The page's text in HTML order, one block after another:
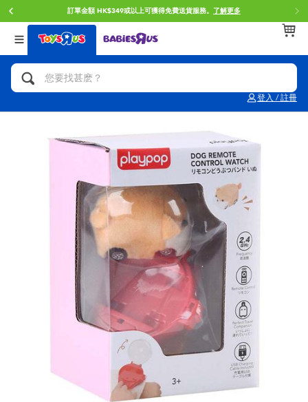
門店自取服務 網上購買並在店內取貨。了解更多
登入 / 註冊
返回
分類目錄
人氣英雄,角色扮演,射擊玩具
拼砌組合及樂高LEGO
玩具車,貨車,火車及遙控系列
手工藝,文具,蠟筆,泥膠,畫板
娃娃, 芭比,收藏公仔
電子玩具
遊戲及拼圖系列
益智學習玩具
返回
品牌
Brunch Brother 早午餐兄弟
Spider-Man蜘蛛俠
Mini Brands
Play-Doh培樂多
Pokemon寶可夢
playpop
LeapFrog跳跳蛙
返回
年齢
0~2歳
8~11歳
12~14歳
14歳以上